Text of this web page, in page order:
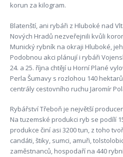
korun za kilogram.
Blatenští, ani rybáři z Hluboké nad
Nových Hradů nezveřejnili kvůli
Munický rybník na okraji Hluboké,
Podobnou akci plánují i rybáři
24. a 25. října chtějí u Horní Plané
Perla Šumavy s rozlohou 140
centrály cestovního ruchu Jaromír
Rybářství Třeboň je největší
Na tuzemské produkci ryb se podílí
produkce činí asi 3200 tun, z toho
candáti, štiky, sumci, amuři,
zaměstnanců, hospodaří na 440